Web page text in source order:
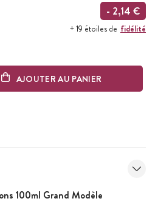
- 2,14 €
+ 19 étoiles de fidélité
AJOUTER AU PANIER
100ml Grand Modèle